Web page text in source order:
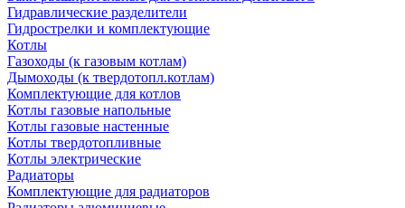
Гидравлические разделители
Гидрострелки и комплектующие
Котлы
Газоходы (к газовым котлам)
Дымоходы (к твердотопл.котлам)
Комплектующие для котлов
Котлы газовые напольные
Котлы газовые настенные
Котлы твердотопливные
Котлы электрические
Радиаторы
Комплектующие для радиаторов